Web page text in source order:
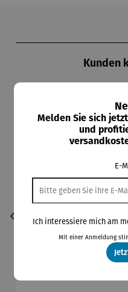
Kunden
Melden Sie sich
und
E-
Ich interessiere mich am
Mit einer Anmeldung